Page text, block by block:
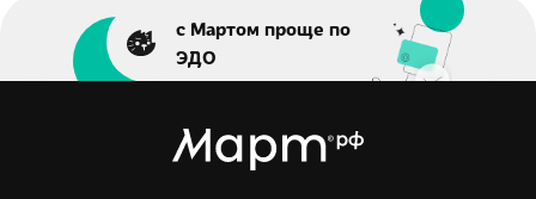
с Мартом проще по
ЭДО